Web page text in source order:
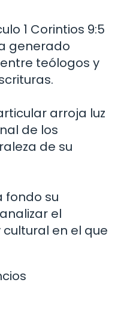
1 Corintios 9:5
generado
teólogos y
arroja luz
de los
de su
fondo su
el
en el que